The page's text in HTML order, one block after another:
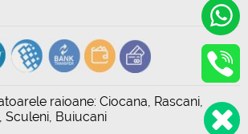
raioane: Ciocana, Rascani,
Sculeni, Buiucani